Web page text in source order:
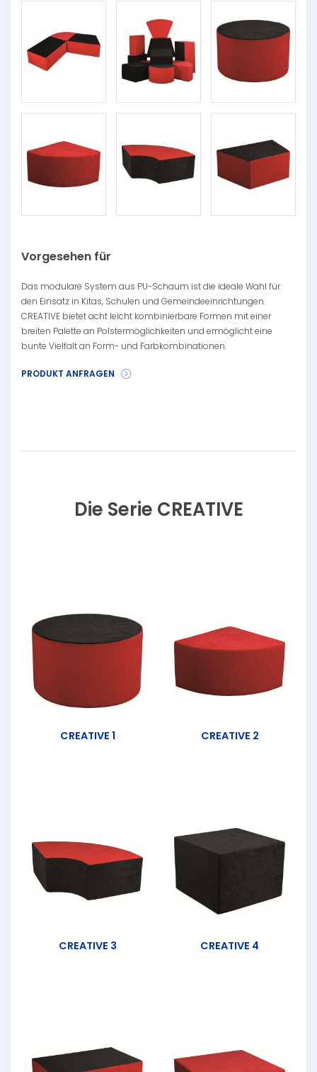
Vorgesehen für
Das modulare System aus PU-Schaum ist die ideale Wahl für
den Einsatz in Kitas, Schulen und Gemeindeeinrichtungen.
CREATIVE bietet acht leicht kombinierbare Formen mit einer
breiten Palette an Polstermöglichkeiten und ermöglicht eine
bunte Vielfalt an Form- und Farbkombinationen.
PRODUKT ANFRAGEN
Die Serie CREATIVE
CREATIVE 1 CREATIVE 2
CREATIVE 3 CREATIVE 4